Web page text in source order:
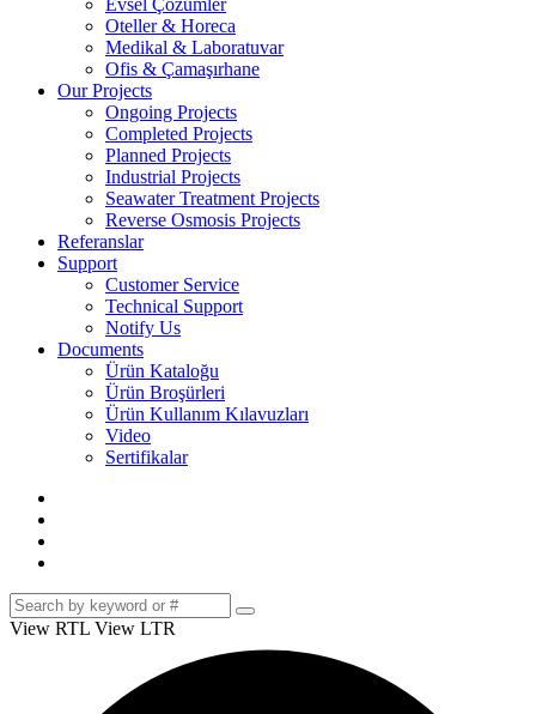
Evsel Çözümler
Oteller & Horeca
Medikal & Laboratuvar
Ofis & Çamaşırhane
Our Projects
Ongoing Projects
Completed Projects
Planned Projects
Industrial Projects
Seawater Treatment Projects
Reverse Osmosis Projects
Referanslar
Support
Customer Service
Technical Support
Notify Us
Documents
Ürün Kataloğu
Ürün Broşürleri
Ürün Kullanım Kılavuzları
Video
Sertifikalar
View RTL View LTR